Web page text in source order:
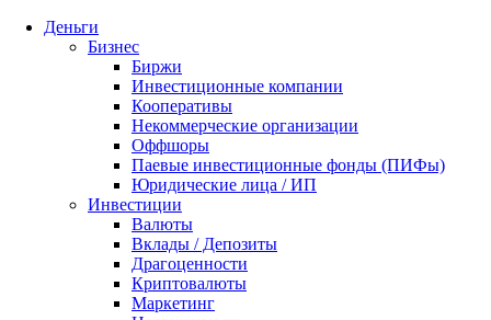
Деньги
Бизнес
Биржи
Инвестиционные компании
Кооперативы
Некоммерческие организации
Оффшоры
Паевые инвестиционные фонды (ПИФы)
Юридические лица / ИП
Инвестиции
Валюты
Вклады / Депозиты
Драгоценности
Криптовалюты
Маркетинг